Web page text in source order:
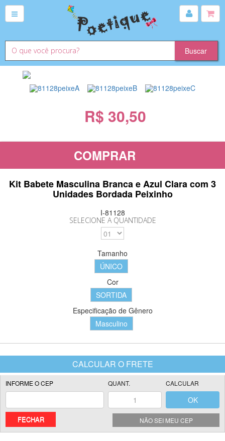
R$ 30,50
COMPRAR
Kit Babete Masculina Branca e Azul Clara com 3
Unidades Bordada Peixinho
I-81128
SELECIONE A QUANTIDADE
Tamanho
ÚNICO
Cor
SORTIDA
Especificação de Gênero
Masculino
NÃO SEI MEU CEP
FECHAR